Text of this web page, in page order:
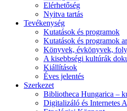
Elérhetőség
Nyitva tartás
Tevékenység
Kutatások és programok
Kutatások és programok
Könyvek, évkönyvek,
A kisebbségi kultúrák
Kiállítások
Éves jelentés
Szerkezet
Bibliotheca Hungarica –
Digitalizáló és Internetes